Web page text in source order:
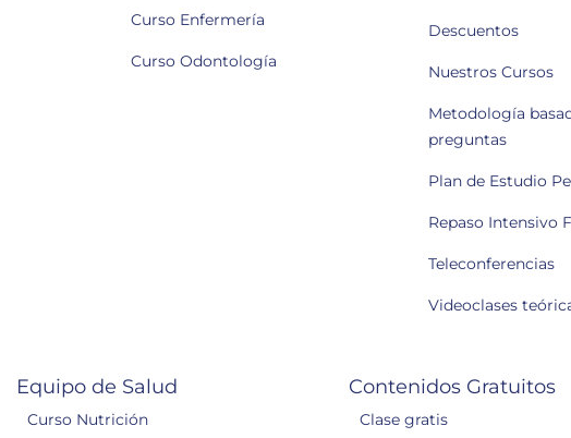
Curso Enfermería
Curso Odontología
Descuentos
Nuestros Cursos
Metodología
preguntas
Plan de Estudio
Repaso Intensivo
Teleconferencias
Videoclases
Equipo de Salud
Curso Nutrición
Contenidos Gratuitos
Clase gratis